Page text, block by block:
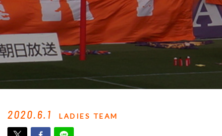
2020.6.1 LADIES TEAM